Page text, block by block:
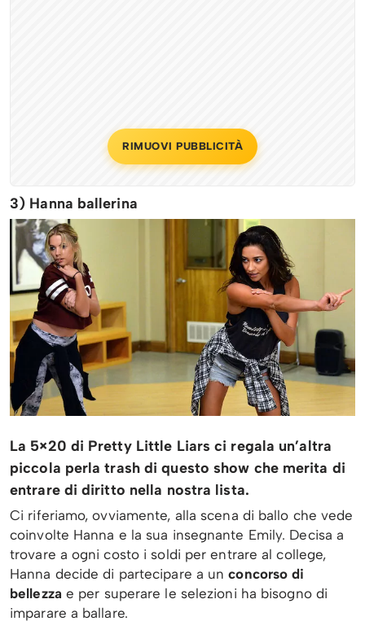
RIMUOVI PUBBLICITÀ
3) Hanna ballerina
La 5×20 di Pretty Little Liars ci regala un’altra
piccola perla trash di questo show che merita di
entrare di diritto nella nostra lista.
Ci riferiamo, ovviamente, alla scena di ballo che vede
coinvolte Hanna e la sua insegnante Emily. Decisa a
trovare a ogni costo i soldi per entrare al college,
Hanna decide di partecipare a unconcorso di
bellezza e per superare le selezioni ha bisogno di
imparare a ballare.